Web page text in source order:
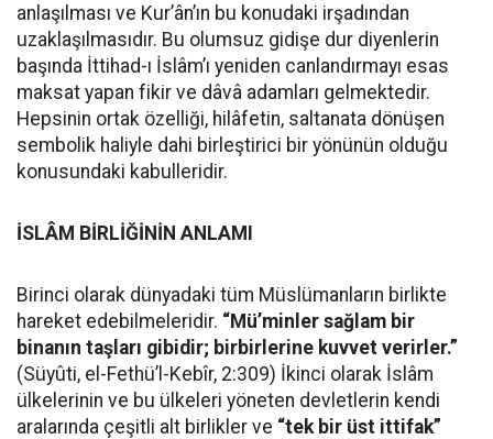
anlaşılması ve Kur’ân’ın bu konudaki irşadından
uzaklaşılmasıdır. Bu olumsuz gidişe dur diyenlerin
başında İttihad-ı İslâm’ı yeniden canlandırmayı esas
maksat yapan fikir ve dâvâ adamları gelmektedir.
Hepsinin ortak özelliği, hilâfetin, saltanata dönüşen
sembolik haliyle dahi birleştirici bir yönünün olduğu
konusundaki kabulleridir.
İSLÂM BİRLİĞİNİN ANLAMI
Birinci olarak dünyadaki tüm Müslümanların birlikte
hareket edebilmeleridir. “Mü’minler sağlam bir
binanın taşları gibidir; birbirlerine kuvvet verirler.”
(Süyûti, el-Fethü’l-Kebîr, 2:309) İkinci olarak İslâm
ülkelerinin ve bu ülkeleri yöneten devletlerin kendi
aralarında çeşitli alt birlikler ve “tek bir üst ittifak”